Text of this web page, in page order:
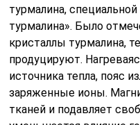
турмалина,
турмалина». Было
кристаллы турмалина,
продуцируют.
источника тепла, пояс
заряженные ионы.
тканей и подавляет